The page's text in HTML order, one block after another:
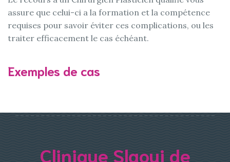
assure que celui-ci a la formation et la compétence
requises pour savoir éviter ces complications, ou les
traiter efficacement le cas échéant.
Exemples de cas
Clinique Slaoui de